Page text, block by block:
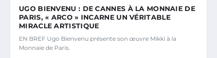
UGO BIENVENU : DE CANNES À LA MONNAIE DE
PARIS, « ARCO » INCARNE UN VÉRITABLE
MIRACLE ARTISTIQUE
EN BREF Ugo Bienvenu présente son œuvre Mikki à la
Monnaie de Paris.